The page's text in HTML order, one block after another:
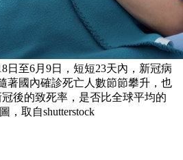
日至6月9日，短短23天內，新冠病
著國內確診死亡人數節節攀升，也
後的致死率，是否比全球平均的
，取自shutterstock